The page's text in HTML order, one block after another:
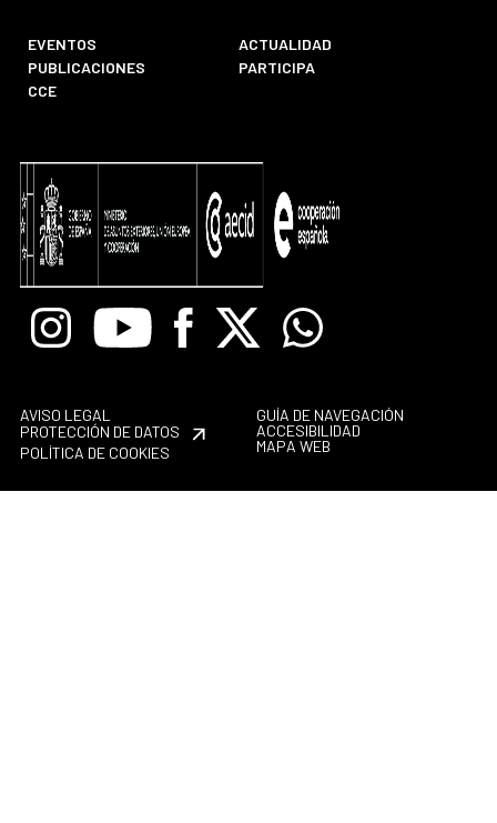
EVENTOS
ACTUALIDAD
PUBLICACIONES
PARTICIPA
CCE
InstagramYoutube Facebook
X Whatsapp
AVISO LEGAL
PROTECCIÓN DE DATOS
POLÍTICA DE COOKIES
GUÍA DE NAVEGACIÓN
ACCESIBILIDAD
MAPA WEB